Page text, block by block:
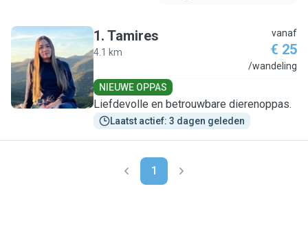
T
1. Tamires
4.1 km
vanaf
€ 25
/wandeling
NIEUWE OPPAS
Liefdevolle en betrouwbare dierenoppas.
Laatst actief: 3 dagen geleden
1